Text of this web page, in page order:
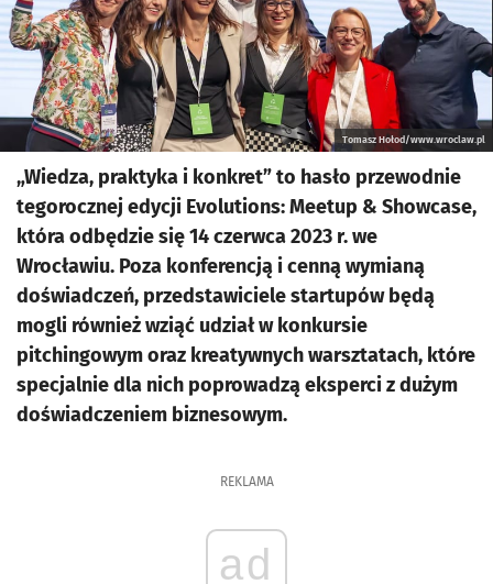
Tomasz Hołod/www.wroclaw.pl
„Wiedza, praktyka i konkret” to hasło przewodnie
tegorocznej edycji Evolutions: Meetup & Showcase,
która odbędzie się 14 czerwca 2023 r. we
Wrocławiu. Poza konferencją i cenną wymianą
doświadczeń, przedstawiciele startupów będą
mogli również wziąć udział w konkursie
pitchingowym oraz kreatywnych warsztatach, które
specjalnie dla nich poprowadzą eksperci z dużym
doświadczeniem biznesowym.
REKLAMA
ad